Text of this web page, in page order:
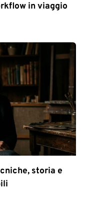
in viaggio
storia e